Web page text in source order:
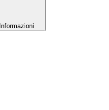
Informazioni